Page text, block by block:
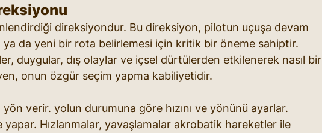
direksiyondur. Bu direksiyon, pilotun uçuşa devam
ya da yeni bir rota belirlemesi için kritik bir öneme sahiptir.
duygular, dış olaylar ve içsel dürtülerden etkilenerek nasıl bir
onun özgür seçim yapma kabiliyetidir.
verir. yolun durumuna göre hızını ve yönünü ayarlar.
Hızlanmalar, yavaşlamalar akrobatik hareketler ile